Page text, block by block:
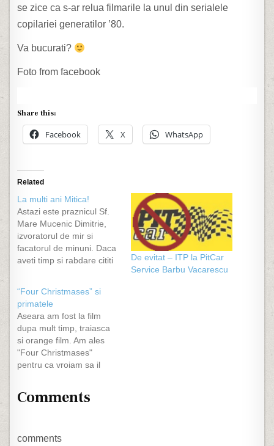
se zice ca s-ar relua filmarile la unul din serialele
copilariei generatilor ’80.
Va bucurati?
Foto from facebook
Share this:
Facebook X WhatsApp
Related
La multi ani Mitica!
Astazi este praznicul Sf.
Mare Mucenic Dimitrie,
izvoratorul de mir si
facatorul de minuni. Daca
aveti timp si rabdare cititi
praznuieste Sf.Dimitrie cel
nou, Basarabov si toata
babimea se duce sa se
inghesuie la moaste.
Toata babimea din
Bucuresti,…
De evitat – ITP la PitCar
Service Barbu Vacarescu
“Four Christmases” si
primatele
Aseara am fost la film
dupa mult timp, traiasca
si orange film. Am ales
"Four Christmases"
pentru ca vroiam sa il
mea vin 2 cocalari si 2
radeau la toate kkt-urile
Comments
comments